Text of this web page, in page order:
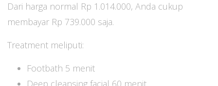
Dari harga normal Rp 1.014.000, Anda cukup
membayar Rp 739.000 saja.
Treatment meliputi:
Footbath 5 menit
Deep cleansing facial 60 menit